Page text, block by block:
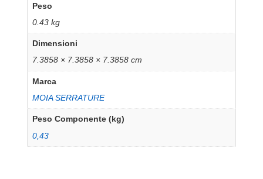
Peso
0.43 kg
Dimensioni
7.3858 × 7.3858 × 7.3858 cm
Marca
MOIA SERRATURE
Peso Componente (kg)
0,43